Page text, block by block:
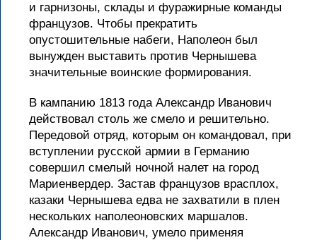
и гарнизоны, склады и фуражирные команды
французов. Чтобы прекратить
опустошительные набеги, Наполеон был
вынужден выставить против Чернышева
значительные воинские формирования.
В кампанию 1813 года Александр Иванович
действовал столь же смело и решительно.
Передовой отряд, которым он командовал, при
вступлении русской армии в Германию
совершил смелый ночной налет на город
Мариенвердер. Застав французов врасплох,
казаки Чернышева едва не захватили в плен
нескольких наполеоновских маршалов.
Александр Иванович, умело применяя